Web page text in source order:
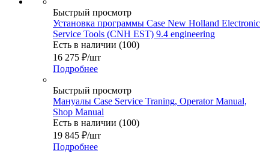
Быстрый просмотр
Установка программы Case New Holland Electronic
Service Tools (CNH EST) 9.4 engineering
Есть в наличии (100)
16 275 ₽/шт
Подробнее
Быстрый просмотр
Мануалы Case Service Traning, Operator Manual,
Shop Manual
Есть в наличии (100)
19 845 ₽/шт
Подробнее